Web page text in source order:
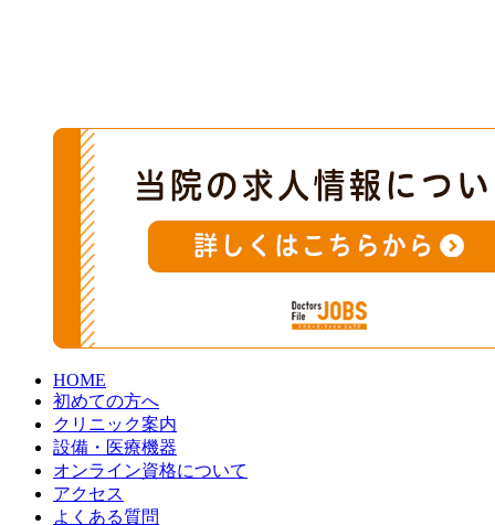
HOME
初めての方へ
クリニック案内
設備・医療機器
オンライン資格について
アクセス
よくある質問